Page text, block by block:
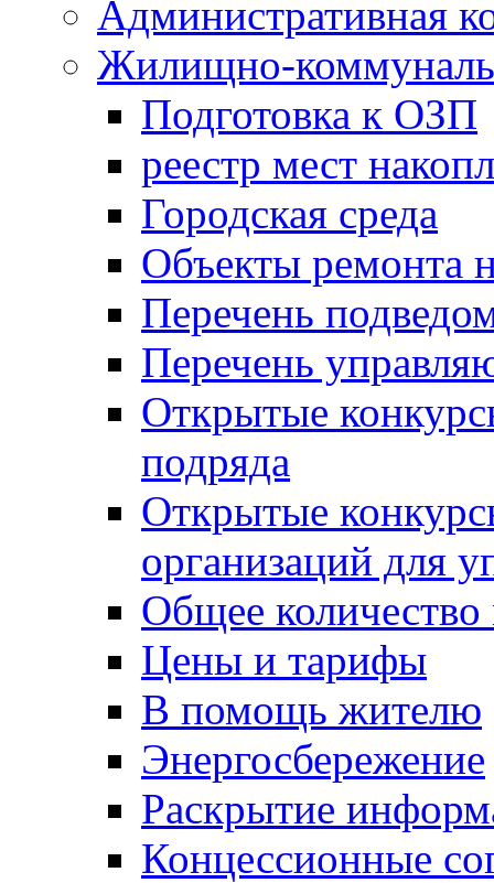
Административная
Жилищно-
Подготовка к ОЗП
реестр мест
Городская среда
Объекты ремонта
Перечень
Перечень
Открытые
подряда
Открытые
организаций для
Общее
Цены и тарифы
В помощь жителю
Энергосбережение
Раскрытие
Концессионные